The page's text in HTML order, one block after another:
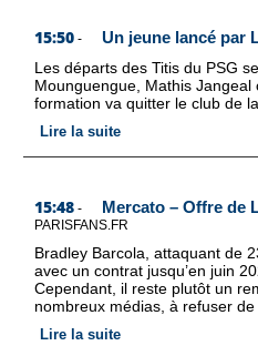
15:50 - Un jeune lancé par
Les départs des Titis du PSG
Mounguengue, Mathis
formation va quitter le club de
Lire la suite
15:48 - Mercato – Offre de
PARISFANS.FR
Bradley Barcola, attaquant de
avec un contrat jusqu’en juin
Cependant, il reste plutôt un
nombreux médias, à refuser
Lire la suite